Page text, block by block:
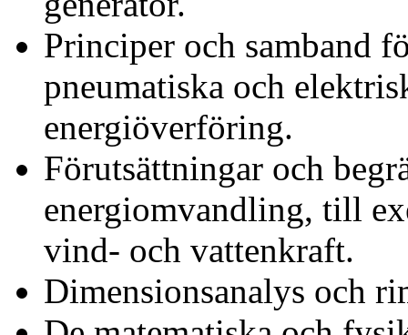
Principer och samband
pneumatiska och
energiöverföring.
Förutsättningar och
energiomvandling, till
vind- och vattenkraft.
Dimensionsanalys och